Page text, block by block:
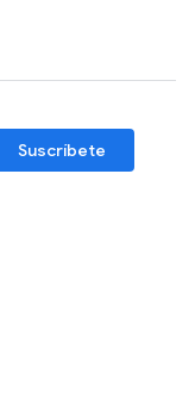
Suscríbete